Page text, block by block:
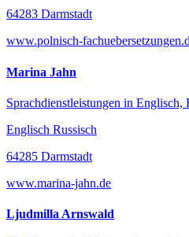
64283 Darmstadt
www.polnisch-
Marina Jahn
Sprachdienstleistungen in Englisch,
Englisch Russisch
64285 Darmstadt
www.marina-jahn.de
Ljudmilla Arnswald